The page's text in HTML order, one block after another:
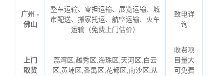
广州 -
佛山
整车运输、零担运输、展览运输、城
市配送、搬家托运、航空运输、火车
运输（免费上门估价）
致电详
询
上门
取货
荔湾区,越秀区,海珠区,天河区,白云
区,黄埔区,番禺区,花都区,南沙区,从
收费项
目量大
可免费